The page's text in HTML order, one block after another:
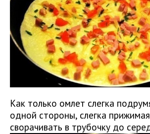
Как только омлет слегка
одной стороны, слегка
сворачивать в трубочку до